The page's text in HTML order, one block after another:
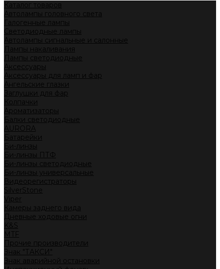
Каталог товаров
Автолампы головного света
Галогенные лампы
Светодиодные лампы
Автолампы сигнальные и салонные
Лампы накаливания
Лампы светодиодные
Аксессуары
Аксессуары для ламп и фар
Ангельские глазки
Заглушки для фар
Колпачки
Ароматизаторы
Балки светодиодные
AURORA
Батарейки
Би-линзы
Би-линзы ПТФ
Би-линзы светодиодные
Би-линзы универсальные
Видеорегистраторы
SilverStone
Viper
Камеры заднего вида
Дневные ходовые огни
K&S
MTF
Прочие производители
Знак "ТАКСИ"
Знак аварийной остановки